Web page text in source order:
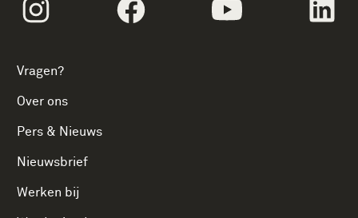
volgtekstInstagramvolgtekstFacebookvolgtekstYoutube
Vragen?
Over ons
Pers & Nieuws
Nieuwsbrief
Werken bij